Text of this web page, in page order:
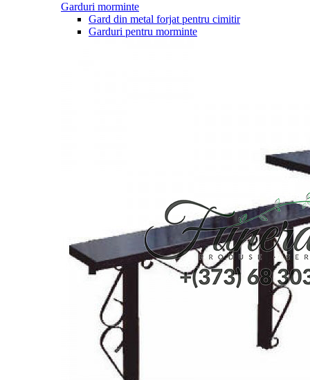
Garduri morminte
Gard din metal forjat pentru cimitir
Garduri pentru morminte